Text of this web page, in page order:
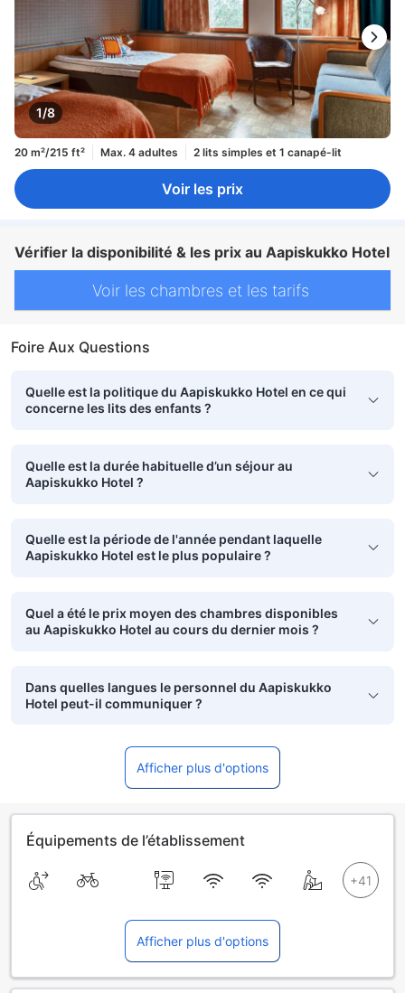
1/8
20 m²/215 ft² Max. 4 adultes 2 lits simples et 1 canapé-lit
Voir les prix
Vérifier la disponibilité & les prix au Aapiskukko Hotel
Voir les chambres et les tarifs
Foire Aux Questions
Quelle est la politique du Aapiskukko Hotel en ce qui
concerne les lits des enfants ?
Quelle est la durée habituelle d’un séjour au
Aapiskukko Hotel ?
Quelle est la période de l'année pendant laquelle
Aapiskukko Hotel est le plus populaire ?
Quel a été le prix moyen des chambres disponibles
au Aapiskukko Hotel au cours du dernier mois ?
Dans quelles langues le personnel du Aapiskukko
Hotel peut-il communiquer ?
Afficher plus d'options
Équipements de l’établissement
Afficher plus d'options